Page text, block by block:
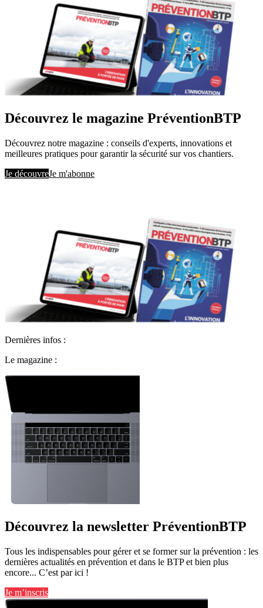
Découvrez le magazine PréventionBTP
Découvrez notre magazine : conseils d'experts, innovations et
meilleures pratiques pour garantir la sécurité sur vos chantiers.
Je découvreJe m'abonne
Dernières infos :
Le magazine :
Découvrez la newsletter PréventionBTP
Tous les indispensables pour gérer et se former sur la prévention : les
dernières actualités en prévention et dans le BTP et bien plus
encore... C’est par ici !
Je m’inscris